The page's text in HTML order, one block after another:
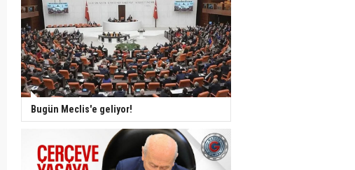
Bugün Meclis'e geliyor!